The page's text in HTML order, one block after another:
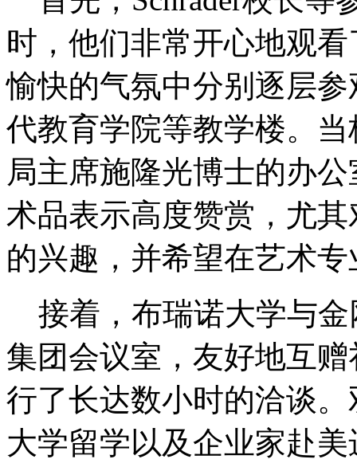
时，他们非常开心地观
愉快的气氛中分别逐层
代教育学院等教学楼。
局主席施隆光博士的办
术品表示高度赞赏，尤
的兴趣，并希望在艺术
接着，布瑞诺大学与金
集团会议室，友好地互
行了长达数小时的洽谈
大学留学以及企业家赴